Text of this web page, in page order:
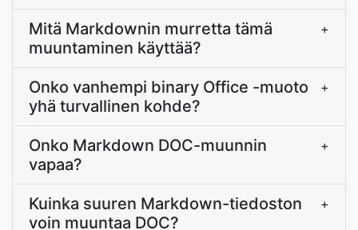
Mitä Markdownin murretta tämä
muuntaminen käyttää?
+
Onko vanhempi binary Office -muoto
yhä turvallinen kohde?
+
Onko Markdown DOC-muunnin
vapaa?
+
Kuinka suuren Markdown-tiedoston
voin muuntaa DOC?
+